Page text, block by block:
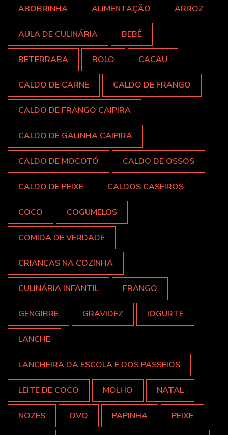
ABOBRINHA ALIMENTAÇÃO ARROZ
AULA DE CULINÁRIA BEBÊ
BETERRABA BOLO CACAU
CALDO DE CARNE CALDO DE FRANGO
CALDO DE FRANGO CAIPIRA
CALDO DE GALINHA CAIPIRA
CALDO DE MOCOTÓ CALDO DE OSSOS
CALDO DE PEIXE CALDOS CASEIROS
COCO COGUMELOS
COMIDA DE VERDADE
CRIANÇAS NA COZINHA
CULINÁRIA INFANTIL FRANGO
GENGIBRE GRAVIDEZ IOGURTE
LANCHE
LANCHEIRA DA ESCOLA E DOS PASSEIOS
LEITE DE COCO MOLHO NATAL
NOZES OVO PAPINHA PEIXE